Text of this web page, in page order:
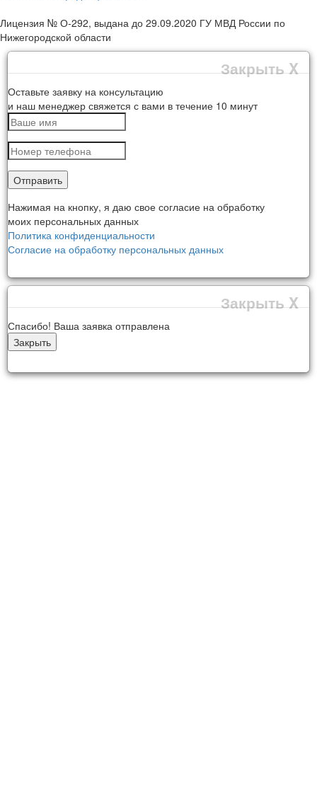
Лицензия № О-292, выдана до 29.09.2020 ГУ МВД России по
Нижегородской области
Закрыть X
Оставьте заявку на консультацию
и наш менеджер свяжется с вами в течение 10 минут
Отправить
Нажимая на кнопку, я даю свое согласие на обработку
моих персональных данных
Политика конфиденциальности
Согласие на обработку персональных данных
Закрыть X
Спасибо! Ваша заявка отправлена
Закрыть